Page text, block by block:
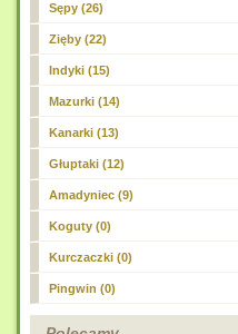
Sępy (26)
Zięby (22)
Indyki (15)
Mazurki (14)
Kanarki (13)
Głuptaki (12)
Amadyniec (9)
Koguty (0)
Kurczaczki (0)
Pingwin (0)